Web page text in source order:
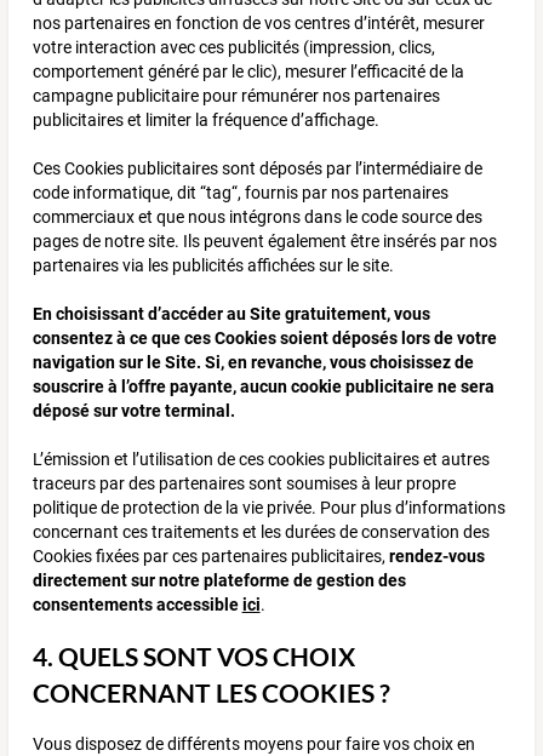
nos partenaires en fonction de vos centres d’intérêt, mesurer
votre interaction avec ces publicités (impression, clics,
comportement généré par le clic), mesurer l’efficacité de la
campagne publicitaire pour rémunérer nos partenaires
publicitaires et limiter la fréquence d’affichage.
Ces Cookies publicitaires sont déposés par l’intermédiaire de
code informatique, dit “tag“, fournis par nos partenaires
commerciaux et que nous intégrons dans le code source des
pages de notre site. Ils peuvent également être insérés par nos
partenaires via les publicités affichées sur le site.
En choisissant d’accéder au Site gratuitement, vous
consentez à ce que ces Cookies soient déposés lors de votre
navigation sur le Site. Si, en revanche, vous choisissez de
souscrire à l’offre payante, aucun cookie publicitaire ne sera
déposé sur votre terminal.
L’émission et l’utilisation de ces cookies publicitaires et autres
traceurs par des partenaires sont soumises à leur propre
politique de protection de la vie privée. Pour plus d’informations
concernant ces traitements et les durées de conservation des
Cookies fixées par ces partenaires publicitaires,rendez-vous
directement sur notre plateforme de gestion des
consentements accessibleici.
4. QUELS SONT VOS CHOIX
CONCERNANT LES COOKIES ?
Vous disposez de différents moyens pour faire vos choix en